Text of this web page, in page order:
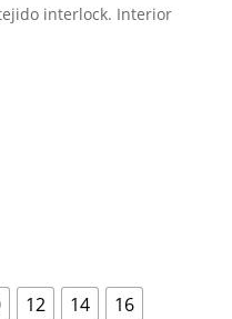
interlock. Interior
12 14 16